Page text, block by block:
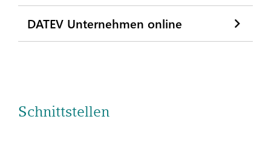
DATEV Unternehmen online
Schnittstellen